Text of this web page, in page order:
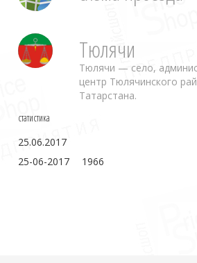
Тюлячи
Тюлячи — село,
центр Тюлячинского
Татарстана.
статистика
25.06.2017
25-06-2017
1966